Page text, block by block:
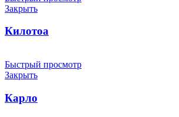
Закрыть
Килотоа
Быстрый просмотр
Закрыть
Карло